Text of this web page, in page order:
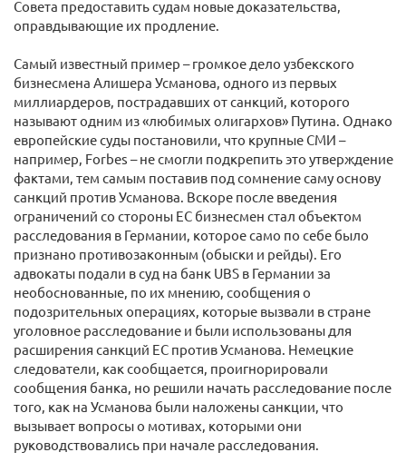
Совета предоставить судам новые доказательства,
оправдывающие их продление.
Самый известный пример – громкое дело узбекского
бизнесмена Алишера Усманова, одного из первых
миллиардеров, пострадавших от санкций, которого
называют одним из «любимых олигархов» Путина. Однако
европейские суды постановили, что крупные СМИ –
например, Forbes – не смогли подкрепить это утверждение
фактами, тем самым поставив под сомнение саму основу
санкций против Усманова. Вскоре после введения
ограничений со стороны ЕС бизнесмен стал объектом
расследования в Германии, которое само по себе было
признано противозаконным (обыски и рейды). Его
адвокаты подали в суд на банк UBS в Германии за
необоснованные, по их мнению, сообщения о
подозрительных операциях, которые вызвали в стране
уголовное расследование и были использованы для
расширения санкций ЕС против Усманова. Немецкие
следователи, как сообщается, проигнорировали
сообщения банка, но решили начать расследование после
того, как на Усманова были наложены санкции, что
вызывает вопросы о мотивах, которыми они
руководствовались при начале расследования.